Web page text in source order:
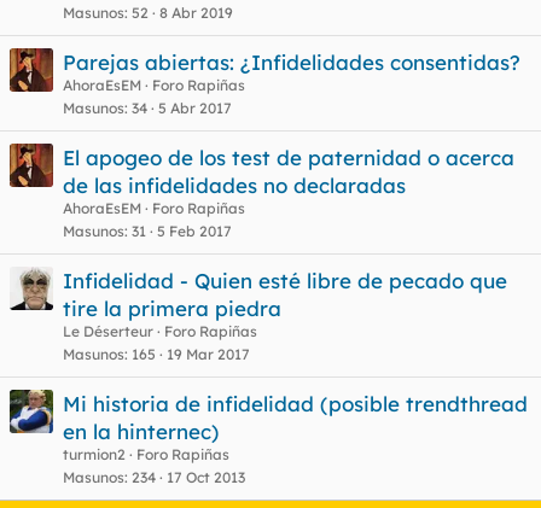
Masunos 52 8 Abr 2019
Parejas abiertas: ¿Infidelidades consentidas?
AhoraEsEM
Foro Rapiñas
Masunos 34 5 Abr 2017
El apogeo de los test de paternidad o acerca
de las infidelidades no declaradas
AhoraEsEM
Foro Rapiñas
Masunos 31 5 Feb 2017
Infidelidad - Quien esté libre de pecado que
tire la primera piedra
Le Déserteur
Foro Rapiñas
Masunos 165 19 Mar 2017
Mi historia de infidelidad (posible trendthread
en la hinternec)
turmion2
Foro Rapiñas
Masunos 234 17 Oct 2013